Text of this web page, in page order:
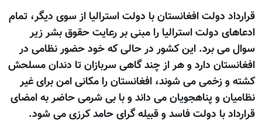
قرارداد دولت افغانستان با دولت استرالیا از سوی دیگر، تمام
ادعاهای دولت استرالیا را مبنی بر رعایت حقوق بشر زیر
سوال می برد. این کشور در حالی که خود حضور نظامی در
افغانستان دارد و هر از چند گاهی سربازان تا دندان مسلحش
کشته و زخمی می شوند، افغانستان را مکانی امن برای غیر
نظامیان و پناهجویان می داند و با بی شرمی حاضر به امضای
قرارداد با دولت فاسد و قبیله گرای حامد کرزی می شود.